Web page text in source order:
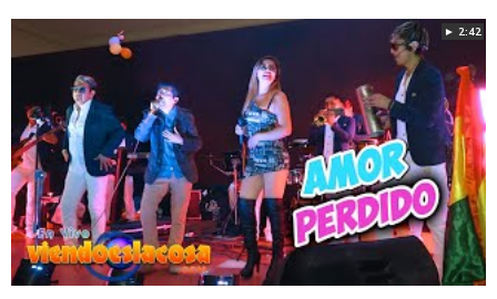
► 2:42